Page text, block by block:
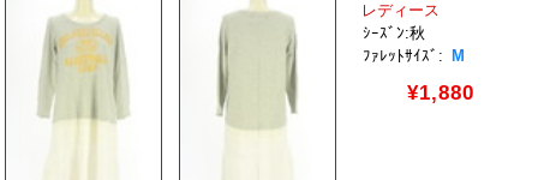
レディース
ｼｰｽﾞﾝ:秋
ﾌｧﾚｯﾄｻｲｽﾞ:
M
¥1,880